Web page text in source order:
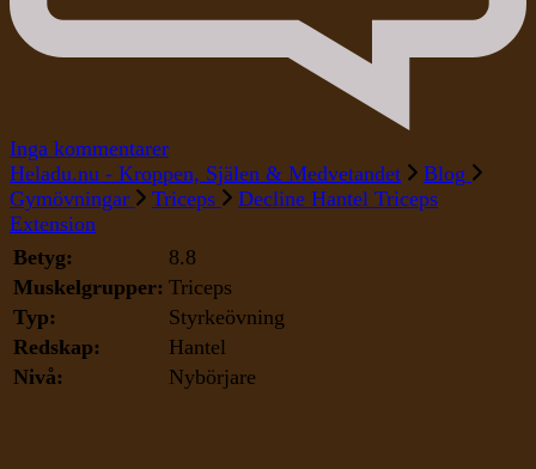
Inga kommentarertill
Decline
Hantel
Extension
Heladu.nu - Kroppen, Själen & Medvetandet
Blog
Gymövningar
Triceps
Decline Hantel Triceps
Extension
Betyg:
8.8
Muskelgrupper: Triceps
Typ:
Styrkeövning
Redskap:
Hantel
Nivå:
Nybörjare